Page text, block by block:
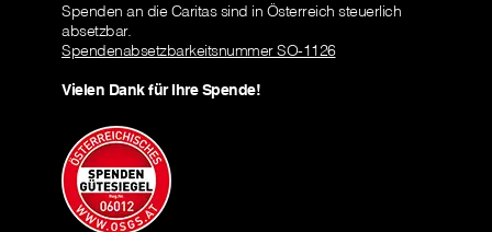
Spenden an die Caritas sind in Österreich steuerlich
absetzbar.
Spendenabsetzbarkeitsnummer SO-1126
Vielen Dank für Ihre Spende!